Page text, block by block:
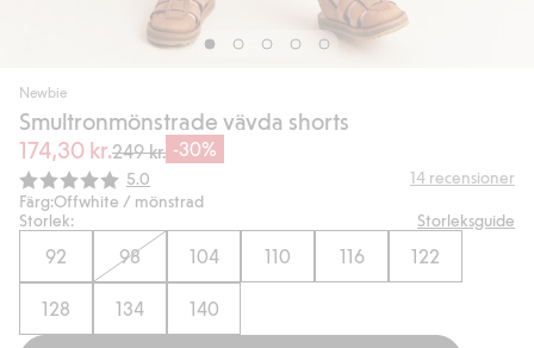
Newbie
Smultronmönstrade vävda shorts
174,30 kr.249 kr. -30%
Snittbetyg:
5.0 14 recensioner
Färg:Offwhite / mönstrad
Storlek:
Storleksguide
92 98 104 110 116 122
128 134 140